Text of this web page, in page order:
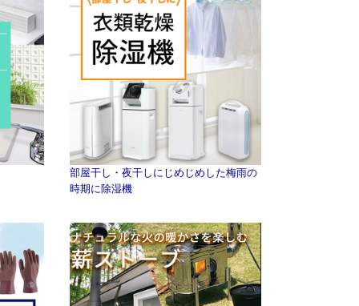
部屋干し・夜干しにじめじめした梅雨の
時期に除湿機